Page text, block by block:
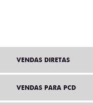
VENDAS DIRETAS
VENDAS PARA PCD